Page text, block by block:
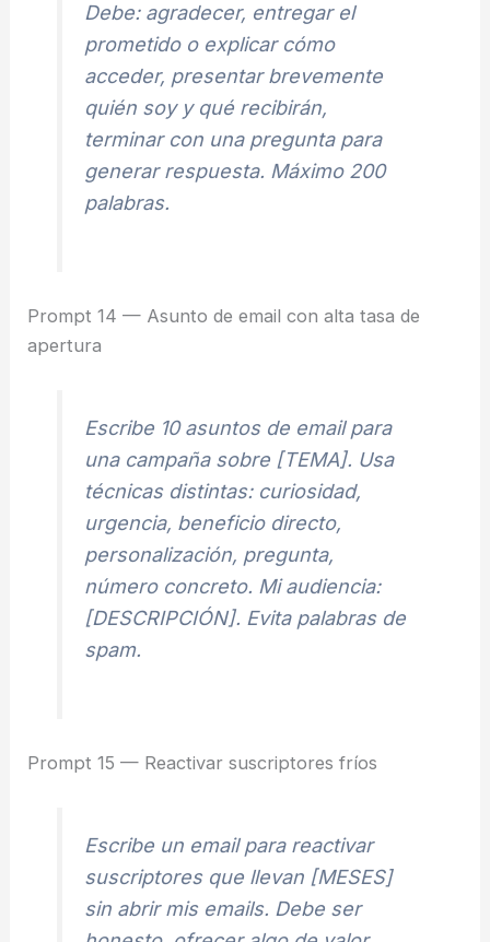
Debe: agradecer, entregar el
prometido o explicar cómo
acceder, presentar brevemente
quién soy y qué recibirán,
terminar con una pregunta para
generar respuesta. Máximo 200
palabras.
Prompt 14 — Asunto de email con alta tasa de
apertura
Escribe 10 asuntos de email para
una campaña sobre [TEMA]. Usa
técnicas distintas: curiosidad,
urgencia, beneficio directo,
personalización, pregunta,
número concreto. Mi audiencia:
[DESCRIPCIÓN]. Evita palabras de
spam.
Prompt 15 — Reactivar suscriptores fríos
Escribe un email para reactivar
suscriptores que llevan [MESES]
sin abrir mis emails. Debe ser